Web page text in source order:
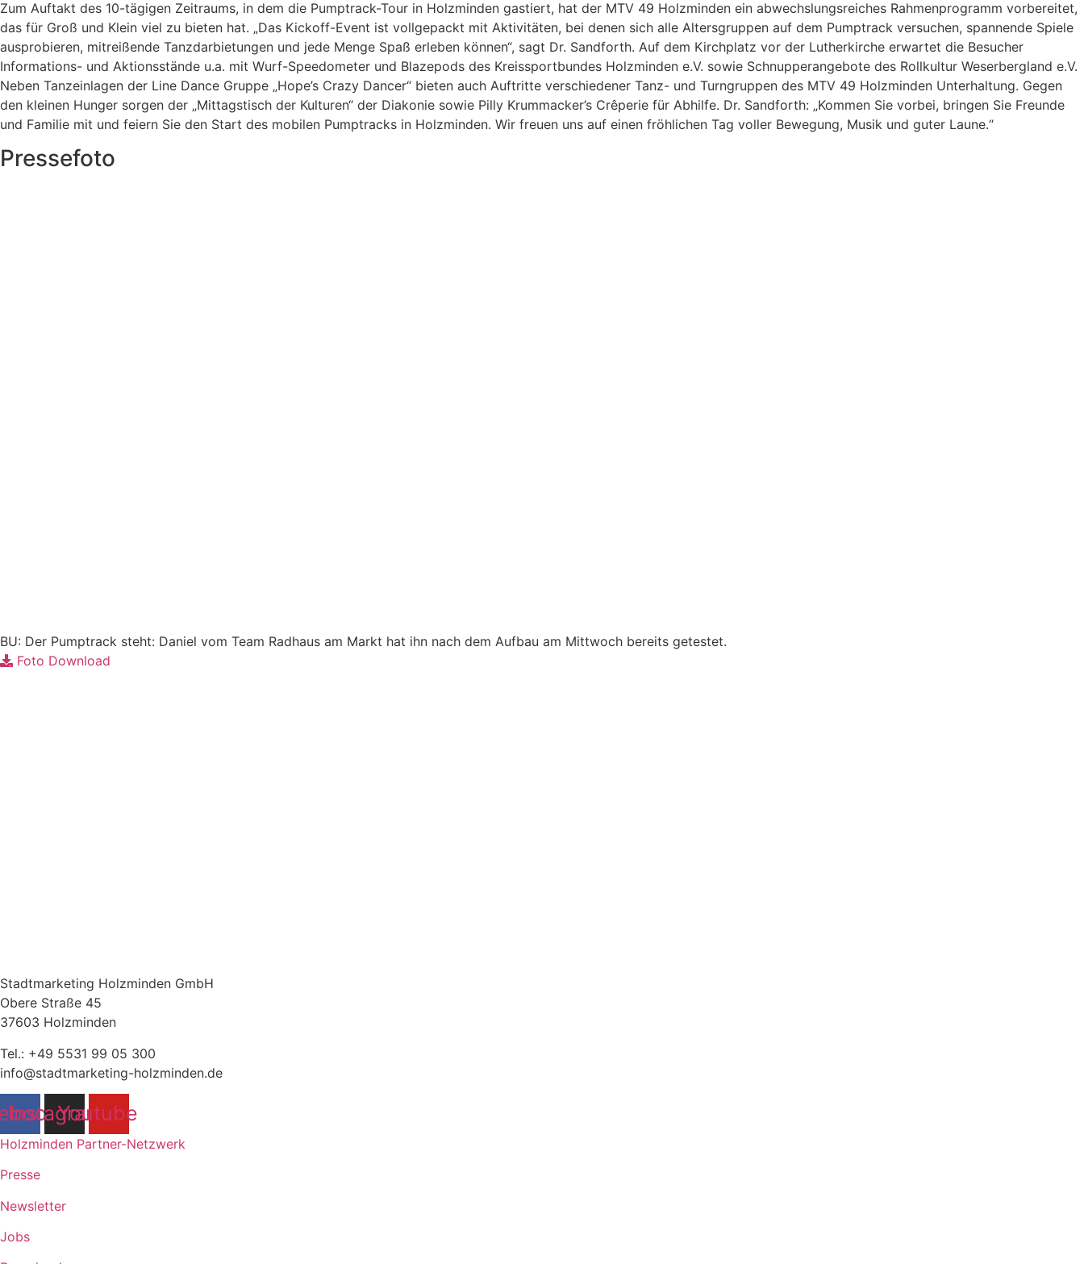
Zum Auftakt des 10-tägigen Zeitraums, in dem die Pumptrack-Tour in Holzminden gastiert, hat der MTV 49 Holzminden ein abwechslungsreiches Rahmenprogramm vorbereitet,
das für Groß und Klein viel zu bieten hat. „Das Kickoff-Event ist vollgepackt mit Aktivitäten, bei denen sich alle Altersgruppen auf dem Pumptrack versuchen, spannende Spiele
ausprobieren, mitreißende Tanzdarbietungen und jede Menge Spaß erleben können“, sagt Dr. Sandforth. Auf dem Kirchplatz vor der Lutherkirche erwartet die Besucher
Informations- und Aktionsstände u.a. mit Wurf-Speedometer und Blazepods des Kreissportbundes Holzminden e.V. sowie Schnupperangebote des Rollkultur Weserbergland e.V.
Neben Tanzeinlagen der Line Dance Gruppe „Hope’s Crazy Dancer“ bieten auch Auftritte verschiedener Tanz- und Turngruppen des MTV 49 Holzminden Unterhaltung. Gegen
den kleinen Hunger sorgen der „Mittagstisch der Kulturen“ der Diakonie sowie Pilly Krummacker’s Crêperie für Abhilfe. Dr. Sandforth: „Kommen Sie vorbei, bringen Sie Freunde
und Familie mit und feiern Sie den Start des mobilen Pumptracks in Holzminden. Wir freuen uns auf einen fröhlichen Tag voller Bewegung, Musik und guter Laune.“
Pressefoto
BU: Der Pumptrack steht: Daniel vom Team Radhaus am Markt hat ihn nach dem Aufbau am Mittwoch bereits getestet.
Foto Download
Stadtmarketing Holzminden GmbH
Obere Straße 45
37603 Holzminden
Tel.: +49 5531 99 05 300
info@stadtmarketing-holzminden.de
Instagram
Youtube
Holzminden Partner-Netzwerk
Presse
Newsletter
Jobs